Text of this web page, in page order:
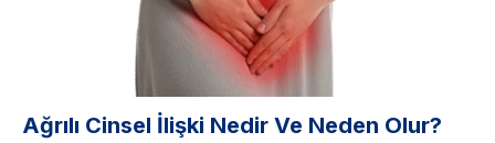
Ağrılı Cinsel İlişki Nedir Ve Neden Olur?